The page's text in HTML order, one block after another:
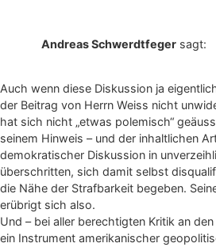
Andreas Schwerdtfeger sagt:
Auch wenn diese Diskussion ja
der Beitrag von Herrn Weiss nicht
hat sich nicht „etwas polemisch“
seinem Hinweis – und der inhaltlichen
demokratischer Diskussion in
überschritten, sich damit selbst
die Nähe der Strafbarkeit begeben.
erübrigt sich also.
Und – bei aller berechtigten Kritik an den
ein Instrument amerikanischer